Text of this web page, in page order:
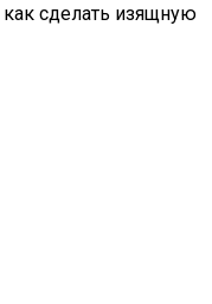
сделать изящную